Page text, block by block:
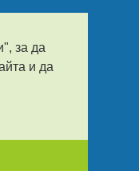
за да
и да